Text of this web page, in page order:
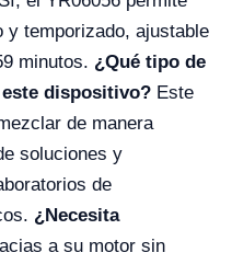
y temporizado, ajustable
minutos. ¿Qué tipo de
dispositivo? Este
de manera
soluciones y
de
¿Necesita
a su motor sin